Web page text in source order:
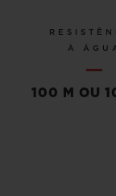
À
100 M OU